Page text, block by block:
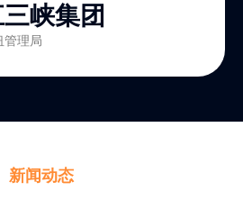
峡集团
管理局
新闻动态